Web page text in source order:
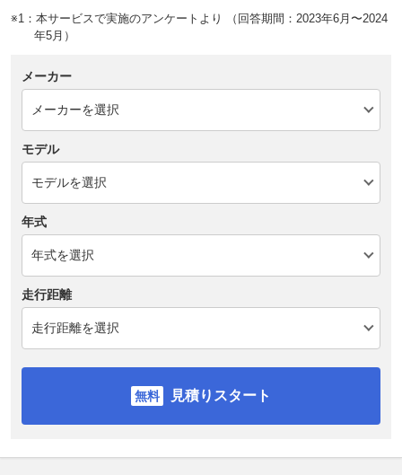
※1：本サービスで実施のアンケートより （回答期間：2023年6月〜2024
年5月）
メーカー
モデル
年式
走行距離
見積りスタート